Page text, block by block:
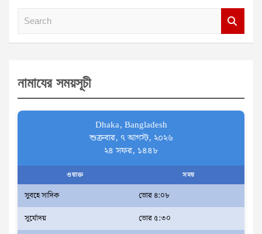
c
h
নামাযের সময়সূচী
Dhaka, Bangladesh
শুক্রবার, ৭ আগস্ট, ২০২৬
২৪ সফর, ১৪৪৮
ওয়াক্ত সময়
সুবহে সাদিক
ভোর ৪:০৮
সূর্যোদয়
ভোর ৫:৩০